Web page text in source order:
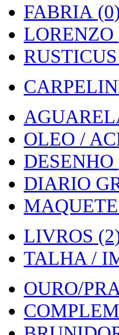
FABRIA
LORENZO
OLEO /
DESENHO
DIARIO
LIVROS
TALHA /
OURO/